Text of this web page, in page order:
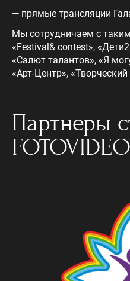
— прямые трансляции
Мы сотрудничаем с
«Festival& contest»,
«Салют талантов», «Я
«Арт-Центр»,
Партнеры